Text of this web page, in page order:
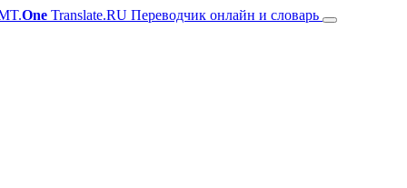
One Translate.RU Переводчик онлайн и словарь